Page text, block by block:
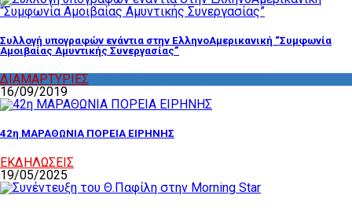
Συλλογή υπογραφών ενάντια στην ΕλληνοΑμερικανική “Συμφωνία
Αμοιβαίας Αμυντικής Συνεργασίας”
ΔΙΑΜΑΡΤΥΡΙΕΣ
16/09/2019
42η ΜΑΡΑΘΩΝΙΑ ΠΟΡΕΙΑ ΕΙΡΗΝΗΣ
ΕΚΔΗΛΩΣΕΙΣ
19/05/2025